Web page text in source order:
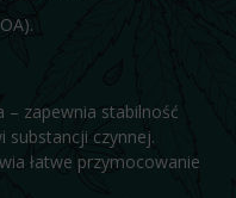
– zapewnia stabilność
substancji czynnej.
łatwe przymocowanie